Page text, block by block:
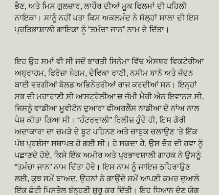
ਭੈਣ, ਅਤੇ ਮਿਸ ਗੁਲਜ਼ਾਰ, ਲਾਹੌਰ ਦੀਆਂ ਮੂਕ ਫਿਲਮਾਂ ਦੀ ਪਹਿਲੀ
ਨਾਇਕਾ। ਸਾਨੂੰ ਨਹੀਂ ਪਤਾ ਕਿਸ ਅਕਲਮੰਦ ਨੇ ਸੋਲ੍ਹਾਂ ਸਾਲਾ ਦੀ ਇਸ
ਪ੍ਰਤਿਭਾਸ਼ਾਲੀ ਗਾਇਕਾ ਨੂੰ “ਤਮੰਚਾ ਜਾਨ” ਨਾਮ ਦੇ ਦਿੱਤਾ।
ਇਹ ਉਹ ਸਮਾਂ ਵੀ ਸੀ ਜਦੋਂ ਭਾਰਤੀ ਸਿਨੇਮਾ ਵਿੱਚ ਐਸਥਰ ਵਿਕਟੋਰੀਆ
ਅਬ੍ਰਾਹਮ, ਫਿਰੋਜ਼ਾ ਬੇਗਮ, ਦੇਵਿਕਾ ਰਾਣੀ, ਨਸੀਮ ਬਾਨੋ ਅਤੇ ਜੱਦਨ
ਬਾਈ ਵਰਗੀਆਂ ਬੋਲਡ ਅਭਿਨੇਤਰੀਆਂ ਰਾਜ ਕਰਦੀਆਂ ਸਨ। ਇਨ੍ਹਾਂ
ਸਭ ਦੀ ਮਹਾਰਾਣੀ ਸੀ ਆਸਟ੍ਰੇਲੀਆ ਚ ਜੰਮੀ ਮੈਰੀ ਐਨ ਇਵਾਨਸ ਸੀ,
ਜਿਸਨੂੰ ਵਾਡੀਆ ਮੂਵੀਟੋਨ ਦੁਆਰਾ ਫੀਅਰਲੈੱਸ ਨਾਡੀਆ ਦੇ ਨਾਂਅ ਨਾਲ
ਪੇਸ਼ ਕੀਤਾ ਗਿਆ ਸੀ। “ਹੰਟਰਵਾਲੀ” ਰਿਲੀਜ਼ ਹੁੰਦੇ ਹੀ, ਇਸ ਗੋਰੀ
ਅਦਾਕਾਰਾ ਦਾ ਚਮੜੇ ਦੇ ਬੂਟ ਪਹਿਨਣ ਅਤੇ ਚਾਬੁਕ ਚਲਾਉਣ ‘ਤੇ ਇੱਕ
ਪੰਥ ਪ੍ਰਸ਼ੰਸਾ ਸਥਾਪਤ ਹੋ ਗਈ ਸੀ। ਹੋ ਸਕਦਾ ਹੈ, ਉਸ ਦੌਰ ਦੀ ਹਵਾ ਨੂੰ
ਪਛਾਣਦੇ ਹੋਏ, ਕਿਸੇ ਇੱਕ ਅਮੀਰ ਅਤੇ ਪ੍ਰਭਾਵਸ਼ਾਲੀ ਗਾਹਕ ਨੇ ਉਸਨੂੰ
“ਤਮੰਚਾ ਜਾਨ” ਨਾਮ ਦਿੱਤਾ ਹੋਵੇ। ਇਸ ਨਾਮ ਨੂੰ ਜਾਇਜ਼ ਠਹਿਰਾਉਣ
ਲਈ, ਕੁਝ ਸਮੇਂ ਬਾਅਦ, ਉਹਨਾਂ ਨੇ ਗਾਉਂਦੇ ਸਮੇਂ ਆਪਣੀ ਕਮਰ ਦੁਆਲੇ
ਇੱਕ ਛੋਟੀ ਪਿਸਤੌਲ ਬੰਨ੍ਹਣੀ ਸ਼ੁਰੂ ਕਰ ਦਿੱਤੀ। ਇਹ ਧਿਆਨ ਦੇਣ ਯੋਗ